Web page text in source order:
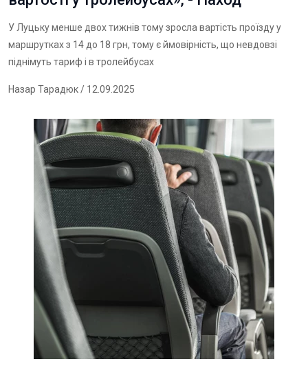
У Луцьку менше двох тижнів тому зросла вартість проїзду у
маршрутках з 14 до 18 грн, тому є ймовірність, що невдовзі
піднімуть тариф і в тролейбусах
Назар Тарадюк/ 12.09.2025